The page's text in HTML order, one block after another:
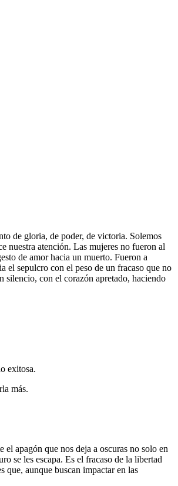
de gloria, de poder, de victoria. Solemos
nuestra atención. Las mujeres no fueron al
de amor hacia un muerto. Fueron a
el sepulcro con el peso de un fracaso que no
silencio, con el corazón apretado, haciendo
exitosa.
más.
apagón que nos deja a oscuras no solo en
se les escapa. Es el fracaso de la libertad
que, aunque buscan impactar en las